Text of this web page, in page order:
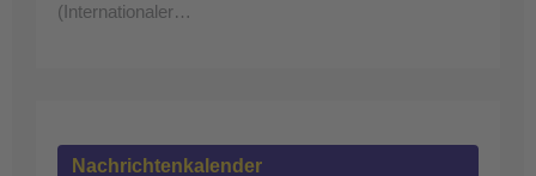
(Internationaler…
Nachrichtenkalender